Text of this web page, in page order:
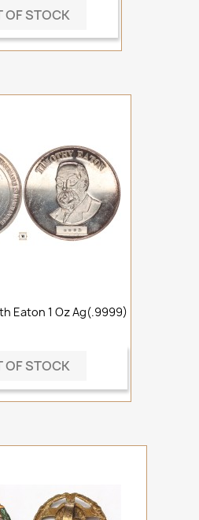
OF STOCK
Eaton 1 Oz Ag(.9999)
OF STOCK